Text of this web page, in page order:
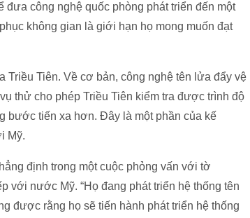
công nghệ quốc phòng phát triển đến một
không gian là giới hạn họ mong muốn đạt
Tiên. Về cơ bản, công nghệ tên lửa đẩy vệ
thử cho phép Triều Tiên kiểm tra được trình độ
bước tiến xa hơn. Đây là một phần của kế
Mỹ.
định trong một cuộc phỏng vấn với tờ
với nước Mỹ. “Họ đang phát triển hệ thống tên
được rằng họ sẽ tiến hành phát triển hệ thống